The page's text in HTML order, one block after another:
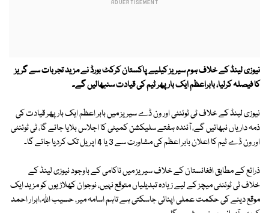
نیوزی لینڈ کے خلاف ہوم سیریز کیلیے پاکستان کرکٹ بورڈ نے مزید تجربات سے گریز
کا فیصلہ کرلیا، بابراعظم ایک بار پھر ٹیم کی قیادت سنبھالیں گے۔
نیوزی لینڈ کے خلاف ٹی ٹوئنٹی اور ون ڈے سیریز میں بابر اعظم ایک بارپھر قیادت کی
ذمہ داریاں نبھائیں گے، آئندہ ہفتے سلیکشن کمیٹی کا اجلاس بلایا جائے گا، ٹی ٹوئنٹی
اور ون ڈے ٹیم کا اعلان بابر اعظم کی مشاورت سے 3 یا 4 اپریل تک کردیا جائے گا۔
ذرائع کے مطابق افغانستان کے خلاف سیریز میں ناکامی کے باوجود نیوزی لینڈ کے
خلاف ٹی ٹوئنٹی میچز کے لیے زیادہ تبدیلیاں متوقع نہیں، نوجوان کھلاڑیوں کو مزید ایک
موقع دینے کی حکمت عملی اپنائی جاسکتی ہے تاہم اسامہ میر، حسیب اللہ،ابرار احمد